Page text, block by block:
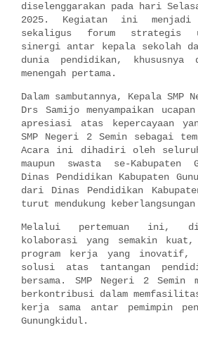
diselenggarakan pada hari
2025. Kegiatan ini menjadi
sekaligus forum strategis
sinergi antar kepala sekolah
dunia pendidikan,
menengah pertama.
Dalam sambutannya, Kepala SMP
Drs Samijo menyampaikan
apresiasi atas kepercayaan
SMP Negeri 2 Semin sebagai
Acara ini dihadiri oleh seluruh
maupun swasta se-Kabupaten
Dinas Pendidikan Kabupaten
dari Dinas Pendidikan
turut mendukung
Melalui pertemuan ini,
kolaborasi yang semakin
program kerja yang inovatif,
solusi atas tantangan
bersama. SMP Negeri 2 Semin
berkontribusi dalam
kerja sama antar pemimpin
Gunungkidul.